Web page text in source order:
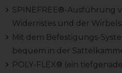
SPINEFREE®-Ausführung
Widerristes und der
Mit dem Befestigungs-
bequem in der
POLY-FLEX® (ein